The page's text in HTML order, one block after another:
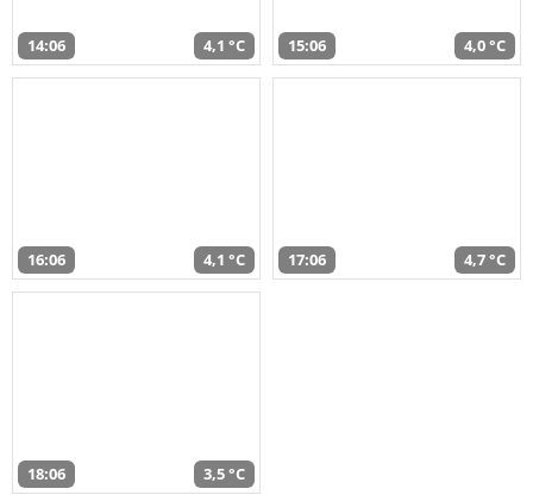
14:06 4,1 °C 15:06 4,0 °C
16:06 4,1 °C 17:06 4,7 °C
18:06 3,5 °C